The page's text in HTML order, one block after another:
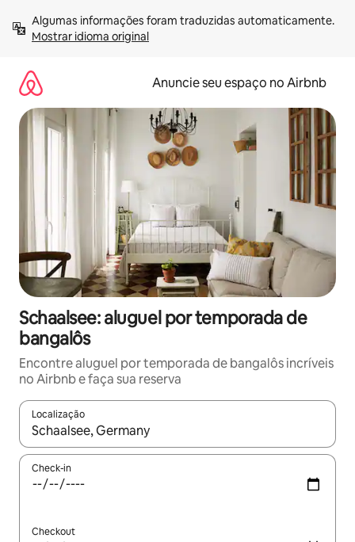
para
Mostrar idioma original
Anuncie seu espaço no Airbnb
Schaalsee: aluguel por temporada de
bangalôs
Encontre aluguel por temporada de bangalôs incríveis
no Airbnb e faça sua reserva
Localização
Quando os resultados estiverem disponíveis, explore-os
Check-in
Checkout